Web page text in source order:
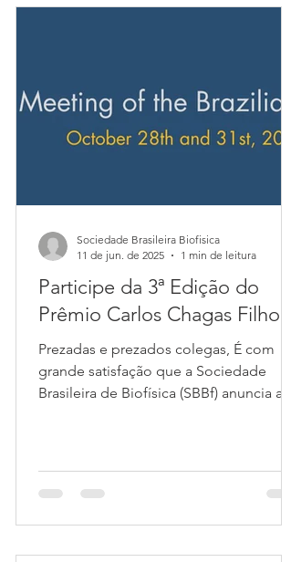
Participe da 3ª Edição do
Prêmio Carlos Chagas Filho
Prezadas e prezados colegas, É com
grande satisfação que a Sociedade
Brasileira de Biofísica (SBBf) anuncia a 3ª
Sociedade Brasileira Biofisica
11 de jun. de 2025
1 min de leitura